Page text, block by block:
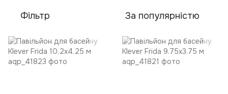
Фільтр За популярністю